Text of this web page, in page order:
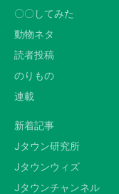
〇〇してみた
動物ネタ
読者投稿
のりもの
連載
新着記事
Jタウン研究所
Jタウンウィズ
Jタウンチャンネル